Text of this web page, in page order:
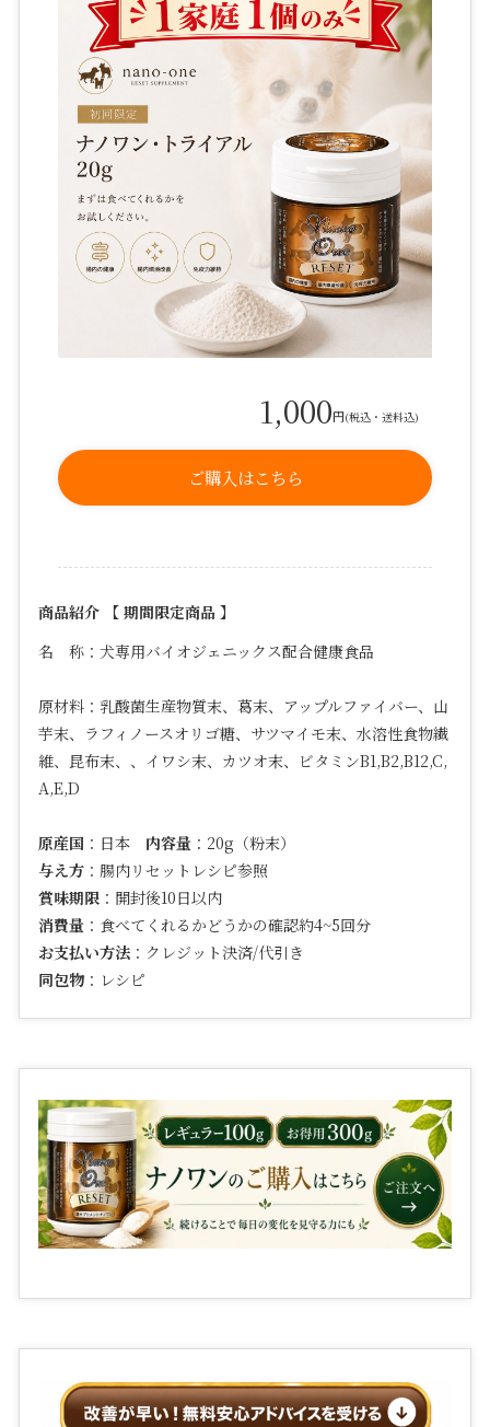
1,000円(税込・送料込)
ご購入はこちら
商品紹介 【 期間限定商品 】
名 称：犬専用バイオジェニックス配合健康食品
原材料： 乳酸菌生産物質末、葛末、アップルファイバー、山
芋末、ラフィノースオリゴ糖、サツマイモ末、水溶性食物繊
維、昆布末、、イワシ末、カツオ末、ビタミンB1,B2,B12,C,
A,E,D
原産国：日本 内容量：20g（粉末）
与え方：腸内リセットレシピ参照
賞味期限：開封後10日以内
消費量：食べてくれるかどうかの確認約4~5回分
お支払い方法：クレジット決済/代引き
同包物：レシピ